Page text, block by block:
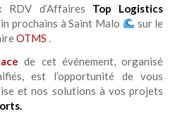
RDV d’Affaires Top Logistics
prochains à Saint Malo
sur le
OTMS
de cet événement, organisé
est l’opportunité de vous
et nos solutions à vos projets